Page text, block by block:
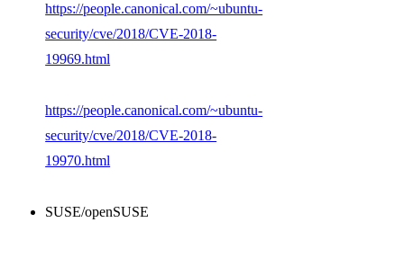
https://people.canonical.com/~ubuntu-
security/cve/2018/CVE-2018-
19969.html
https://people.canonical.com/~ubuntu-
security/cve/2018/CVE-2018-
19970.html
SUSE/openSUSE